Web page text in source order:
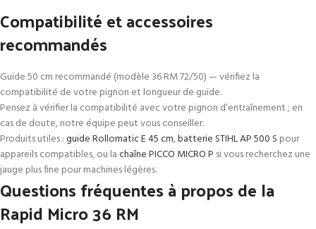
Compatibilité et accessoires
recommandés
Guide 50 cm recommandé (modèle 36 RM 72/50) — vérifiez la
compatibilité de votre pignon et longueur de guide.
Pensez à vérifier la compatibilité avec votre pignon d’entraînement ; en
cas de doute, notre équipe peut vous conseiller.
Produits utiles :guide Rollomatic E 45 cm,batterie STIHL AP 500 S pour
appareils compatibles, ou lachaîne PICCO MICRO P si vous recherchez une
jauge plus fine pour machines légères.
Questions fréquentes à propos de la
Rapid Micro 36 RM